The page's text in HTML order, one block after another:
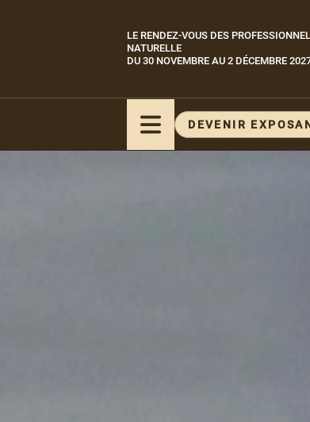
Paragraphes
LE RENDEZ-VOUS DES
NATURELLE
DU 30 NOVEMBRE AU 2 DÉCEMBRE
DEVENIR